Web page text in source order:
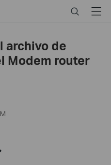
SearchMenu
archivo de
Modem router